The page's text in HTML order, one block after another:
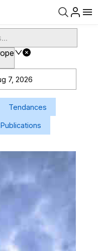
7, 2026
Tendances
Publications